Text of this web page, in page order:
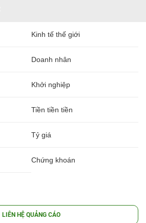
Kinh tế thế giới
Doanh nhân
Khởi nghiệp
Tiền tiền tiền
Tỷ giá
Chứng khoán
LIÊN HỆ QUẢNG CÁO